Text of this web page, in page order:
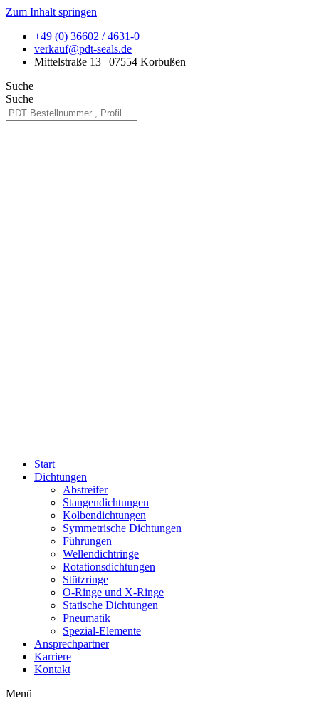
Zum Inhalt springen
+49 (0) 36602 / 4631-0
verkauf@pdt-seals.de
Mittelstraße 13 | 07554 Korbußen
Suche
Suche
Start
Dichtungen
Abstreifer
Stangendichtungen
Kolbendichtungen
Symmetrische Dichtungen
Führungen
Wellendichtringe
Rotationsdichtungen
Stützringe
O-Ringe und X-Ringe
Statische Dichtungen
Pneumatik
Spezial-Elemente
Ansprechpartner
Karriere
Kontakt
Menü